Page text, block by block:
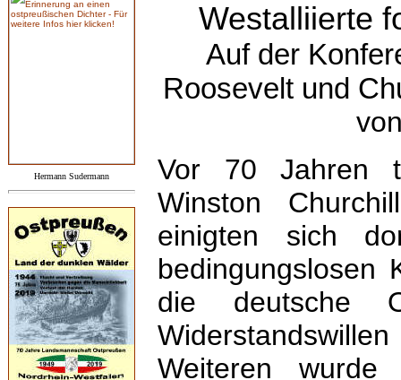
Hermann Sudermann
Westalliierte
Auf der
Roosevelt und
Vor 70 Jahren
Winston
einigten sich
bedingungslosen
die deutsche
Weiteren